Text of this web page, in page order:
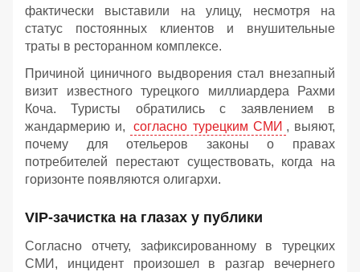
фактически выставили на улицу, несмотря на
статус постоянных клиентов и внушительные
траты в ресторанном комплексе.
Причиной циничного выдворения стал внезапный
визит известного турецкого миллиардера Рахми
Коча. Туристы обратились с заявлением в
жандармерию и,
согласно турецким СМИ , выяют,
почему для отельеров законы о правах
потребителей перестают существовать, когда на
горизонте появляются олигархи.
VIP-зачистка на глазах у публики
Согласно отчету, зафиксированному в турецких
СМИ, инцидент произошел в разгар вечернего